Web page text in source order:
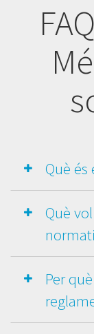
Què és
Què
Per